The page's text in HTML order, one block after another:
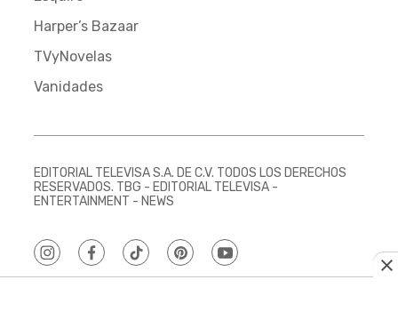
Harper’s Bazaar
TVyNovelas
Vanidades
EDITORIAL TELEVISA S.A. DE C.V. TODOS LOS DERECHOS
RESERVADOS. TBG - EDITORIAL TELEVISA -
ENTERTAINMENT - NEWS
instagramfacebooktiktokpinterestyoutube